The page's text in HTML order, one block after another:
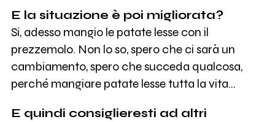
E la situazione è poi migliorata?
Si, adesso mangio le patate lesse con il
prezzemolo. Non lo so, spero che ci sarà un
cambiamento, spero che succeda qualcosa,
perché mangiare patate lesse tutta la vita…
E quindi consiglieresti ad altri